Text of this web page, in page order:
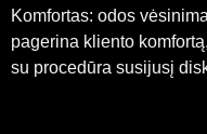
Komfortas: odos
pagerina kliento
su procedūra susijusį